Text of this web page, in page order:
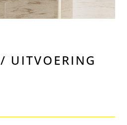
/ UITVOERING